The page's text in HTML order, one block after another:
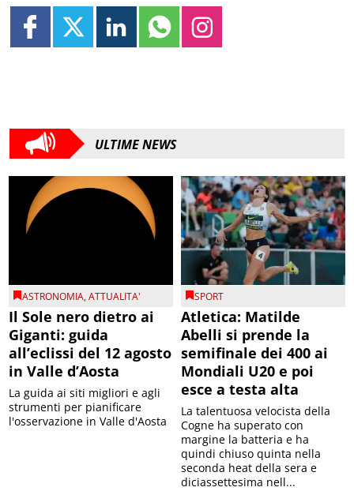
ULTIME NEWS
ASTRONOMIA,ATTUALITA'
Il Sole nero dietro ai
Giganti: guida
all’eclissi del 12 agosto
in Valle d’Aosta
La guida ai siti migliori e agli
strumenti per pianificare
l'osservazione in Valle d'Aosta
SPORT
Atletica: Matilde
Abelli si prende la
semifinale dei 400 ai
Mondiali U20 e poi
esce a testa alta
La talentuosa velocista della
Cogne ha superato con
margine la batteria e ha
quindi chiuso quinta nella
seconda heat della sera e
diciassettesima nell...